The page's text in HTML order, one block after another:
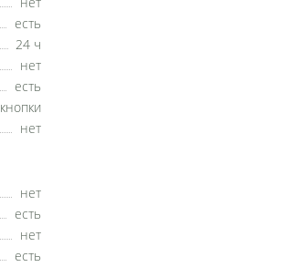
есть
24 ч
нет
есть
кнопки
нет
нет
есть
нет
есть